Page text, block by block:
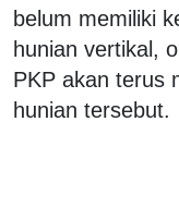
belum memiliki
hunian vertikal,
PKP akan terus
hunian tersebut.